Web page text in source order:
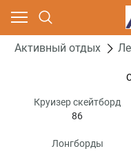
Активный отдых
Круизер скейтборд
86
Лонгборды
Ваш город - Москва,
угадали?
ДА НЕТ